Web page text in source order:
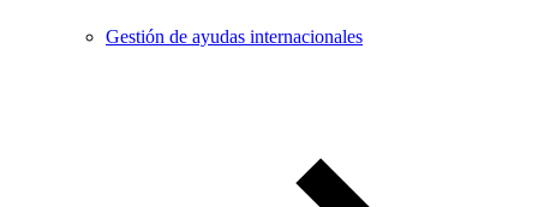
Gestión de ayudas internacionales